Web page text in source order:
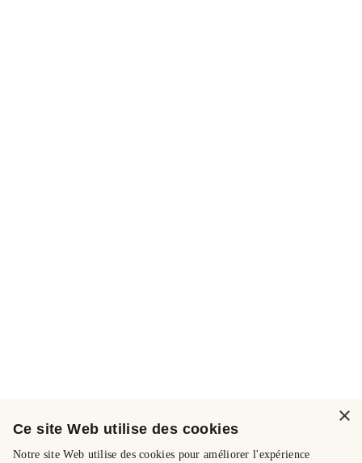
×
Ce site Web utilise des cookies
Notre site Web utilise des cookies pour améliorer l'expérience